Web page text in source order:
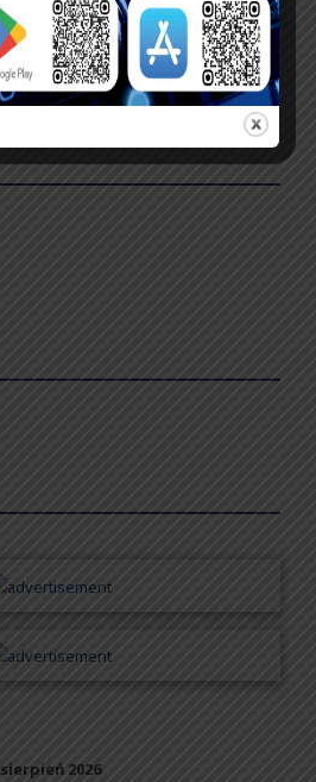
sierpień 2026